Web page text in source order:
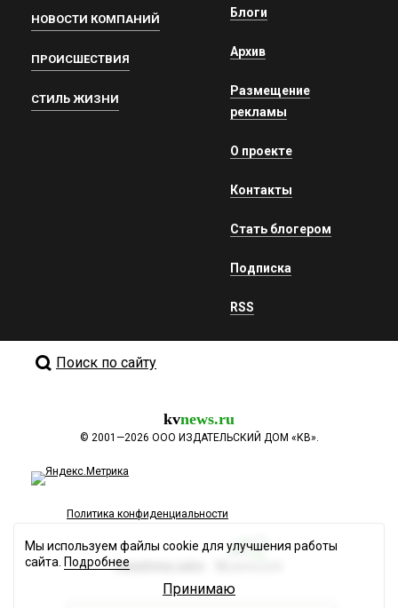
НОВОСТИ КОМПАНИЙ
ПРОИСШЕСТВИЯ
СТИЛЬ ЖИЗНИ
Блоги
Архив
Размещение
рекламы
О проекте
Контакты
Стать блогером
Подписка
RSS
Поиск по сайту
kvnews.ru
© 2001—2026 ООО ИЗДАТЕЛЬСКИЙ ДОМ «КВ».
Политика конфиденциальности
Разработка сайта
Мы используем файлы cookie для улучшения работы
сайта. Подробнее
Принимаю